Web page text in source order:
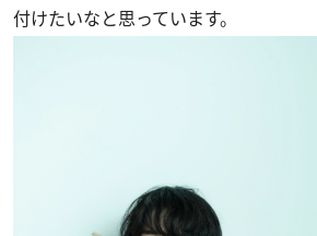
付けたいなと思っています。